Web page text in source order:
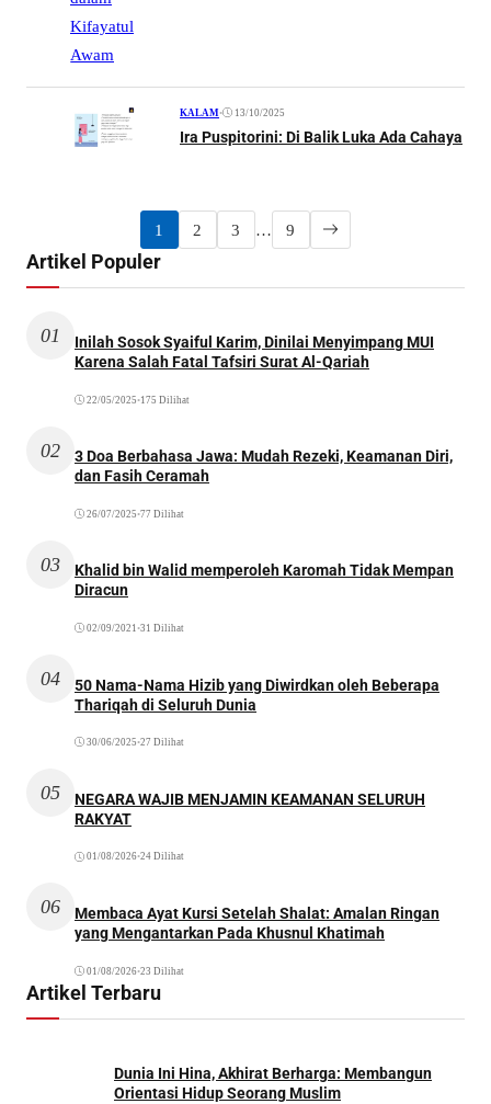
KALAM • 13/10/2025
Ira Puspitorini: Di Balik Luka Ada Cahaya
1 2 3 … 9
Artikel Populer
01
Inilah Sosok Syaiful Karim, Dinilai Menyimpang MUI
Karena Salah Fatal Tafsiri Surat Al-Qariah
22/05/2025 •175 Dilihat
02
3 Doa Berbahasa Jawa: Mudah Rezeki, Keamanan Diri,
dan Fasih Ceramah
26/07/2025 •77 Dilihat
03
Khalid bin Walid memperoleh Karomah Tidak Mempan
Diracun
02/09/2021 •31 Dilihat
04
50 Nama-Nama Hizib yang Diwirdkan oleh Beberapa
Thariqah di Seluruh Dunia
30/06/2025 •27 Dilihat
05
NEGARA WAJIB MENJAMIN KEAMANAN SELURUH
RAKYAT
01/08/2026•24 Dilihat
06
Membaca Ayat Kursi Setelah Shalat: Amalan Ringan
yang Mengantarkan Pada Khusnul Khatimah
01/08/2026•23 Dilihat
Artikel Terbaru
Dunia Ini Hina, Akhirat Berharga: Membangun
Orientasi Hidup Seorang Muslim